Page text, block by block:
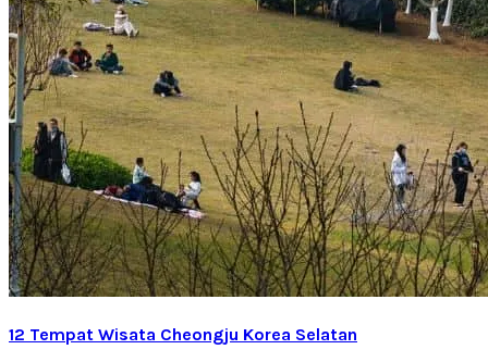
12 Tempat Wisata Cheongju Korea Selatan